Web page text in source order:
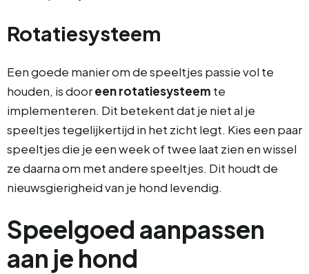
Rotatiesysteem
Een goede manier om de speeltjes passie vol te
houden, is dooreen rotatiesysteem te
implementeren. Dit betekent dat je niet al je
speeltjes tegelijkertijd in het zicht legt. Kies een paar
speeltjes die je een week of twee laat zien en wissel
ze daarna om met andere speeltjes. Dit houdt de
nieuwsgierigheid van je hond levendig.
Speelgoed aanpassen
aan je hond